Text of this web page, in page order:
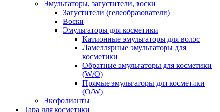
Эмульгаторы, загустители, воски
Загустители (гелеобразователи)
Воски
Эмульгаторы для косметики
Катионные эмульгаторы для волос
Ламеллярные эмульгаторы для
косметики
Обратные эмульгаторы для косметики
(W/O)
Прямые эмульгаторы для косметики
(O/W)
Эксфолианты
Тара для косметики